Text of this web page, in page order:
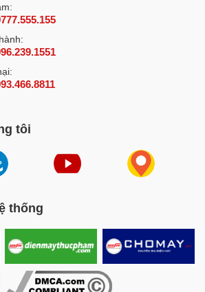
được tính toán làm từ inox 201 dày
Tham khảo ngay các dòng
tôi
thống